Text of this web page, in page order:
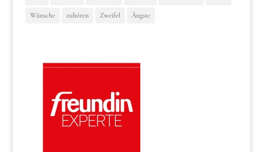
Wünsche zuhören Zweifel Ängste